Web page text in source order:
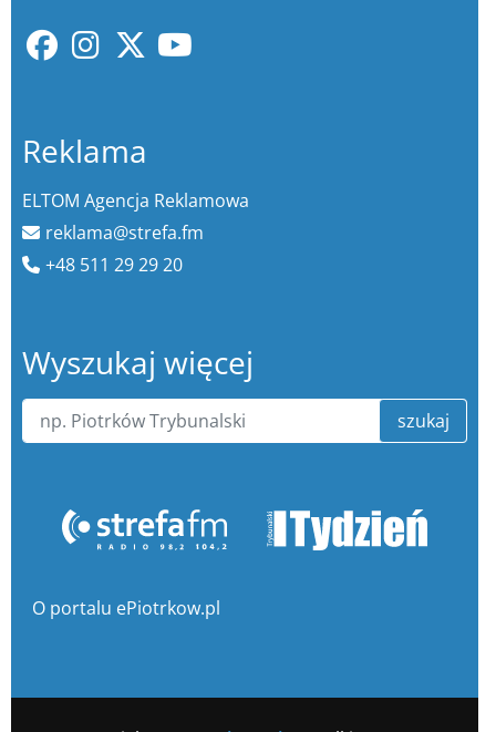
Reklama
ELTOM Agencja Reklamowa
reklama@strefa.fm
+48 511 29 29 20
Wyszukaj więcej
szukaj
O portalu ePiotrkow.pl